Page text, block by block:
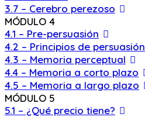
3.7 – Cerebro perezoso
MÓDULO 4
4.1 – Pre-persuasión
4.2 – Principios de persuasión
4.3 – Memoria perceptual
4.4 – Memoria a corto plazo
4.5 – Memoria a largo plazo
MÓDULO 5
5.1 – ¿Qué precio tiene?